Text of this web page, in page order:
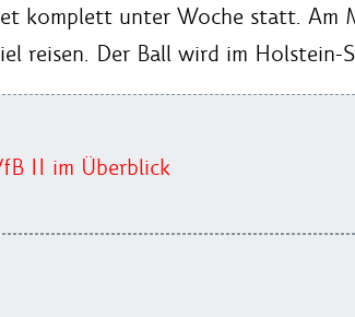
komplett unter Woche statt. Am
reisen. Der Ball wird im Holstein-
II im Überblick